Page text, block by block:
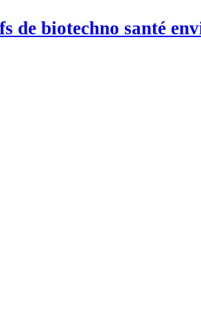
de biotechno santé